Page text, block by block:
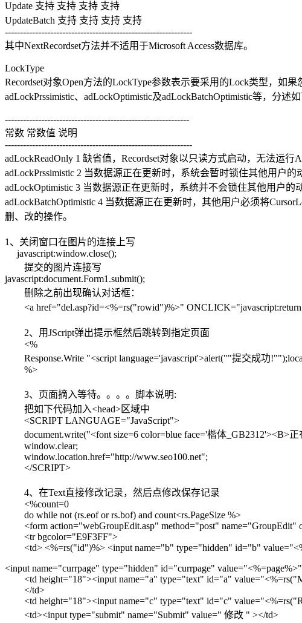
Update 支持 支持 支持 支持
UpdateBatch 支持 支持 支持 支持
--------------------------------------------------------------
其中NextRecordset方法并不适用于Microsoft Access数据库。
LockType
Recordset对象Open方法的LockType参数表示要采用的Lock类型，如
adLockPrssimistic、adLockOptimistic及adLockBatchOptimistic等，分述如
-------------------------------------------------------------
常数 常数值 说明
--------------------------------------------------------------
adLockReadOnly 1 缺省值，Recordset对象以只读方式启动，无法运行
adLockPrssimistic 2 当数据源正在更新时，系统会暂时锁住其他用户的
adLockOptimistic 3 当数据源正在更新时，系统并不会锁住其他用户
adLockBatchOptimistic 4 当数据源正在更新时，其他用户必须将
删、改的操作。
1、关闭窗口在图片的连接上写
javascript:window.close();
提交的图片连接写
javascript:document.Form1.submit();
删除之前出现确认对话框：
<a href="del.asp?id=<%=rs("rowid")%>"
2、用JScript弹出提示框然后跳转到指定页面
<%
Response.Write "<script language='javascript'>alert(""提交成功
%>
3、页面摘入等待。。。。脚本说明:
把如下代码加入<head>区域中
<SCRIPT LANGUAGE="JavaScript">
document.write("<font size=6 color=blue face='楷体_GB2312'><B>
window.clear;
window.location.href="http://www.seo100.net";
</SCRIPT>
4、在Text直接修改记录，然后点修改保存记录
<%count=0
do while not (rs.eof or rs.bof) and count<rs.PageSize %>
<form action="webGroupEdit.asp" method="post" name="GroupEdit"
<tr bgcolor="E9F3FF">
<td> <%=rs("id")%> <input name="b" type="hidden" id="b"
<input name="currpage" type="hidden" id="currpage"
<td height="18"><input name="a" type="text" id="a"
</td>
<td height="18"><input name="c" type="text" id="c"
<td><input type="submit" name="Submit" value=" 修改 " ></td>